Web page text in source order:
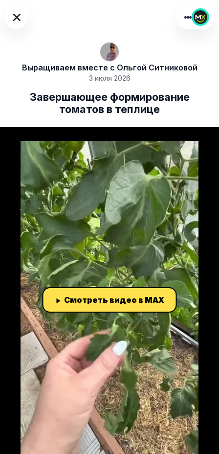
×
Выращиваем вместе с Ольгой Ситниковой
3 июля 2026
Завершающее формирование
томатов в теплице
Смотреть видео в MAX